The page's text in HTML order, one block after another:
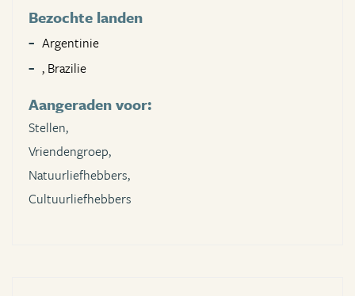
Bezochte landen
Argentinie
, Brazilie
Aangeraden voor:
Stellen,
Vriendengroep,
Natuurliefhebbers,
Cultuurliefhebbers